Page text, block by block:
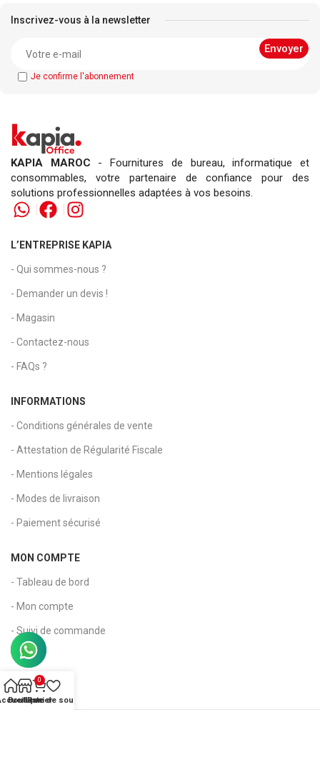
Inscrivez-vous à la newsletter
Je confirme l'abonnement
KAPIA MAROC - Fournitures de bureau, informatique et
consommables, votre partenaire de confiance pour des
solutions professionnelles adaptées à vos besoins.
L’ENTREPRISE KAPIA
- Qui sommes-nous ?
- Demander un devis !
- Magasin
- Contactez-nous
- FAQs ?
INFORMATIONS
- Conditions générales de vente
- Attestation de Régularité Fiscale
- Mentions légales
- Modes de livraison
- Paiement sécurisé
MON COMPTE
- Tableau de bord
- Mon compte
- Suivi de commande
- Panier
- Wishlist
Boutique
0
Panier
Liste de souhaits